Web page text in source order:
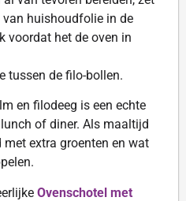
huishoudfolie in de
voordat het de oven in
tussen de filo-bollen.
en filodeeg is een echte
of diner. Als maaltijd
extra groenten en wat
Ovenschotel met